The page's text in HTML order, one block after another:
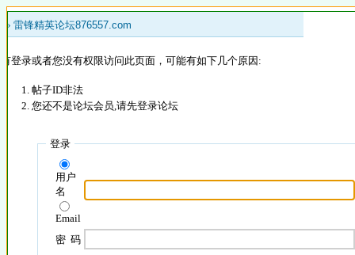
» 雷锋精英论坛876557.com
登录或者您没有权限访问此页面，可能有如下几个原因:
帖子ID非法
您还不是论坛会员,请先登录论坛
登录
用户
名
Email
密 码